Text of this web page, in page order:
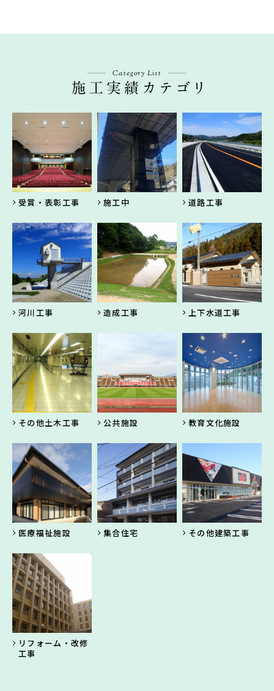
Category List
受賞・表彰工事 施工中 道路工事
河川工事 造成工事 上下水道工事
その他土木工事 公共施設 教育文化施設
医療福祉施設 集合住宅 その他建築工事
リフォーム・改修
工事